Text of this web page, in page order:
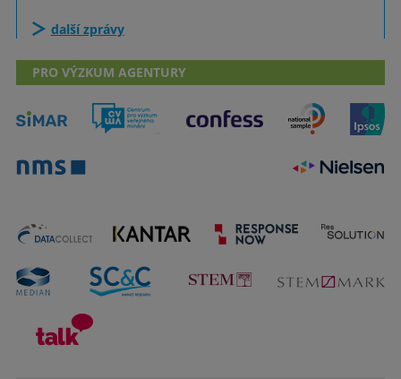
další zprávy
PRO VÝZKUM AGENTURY